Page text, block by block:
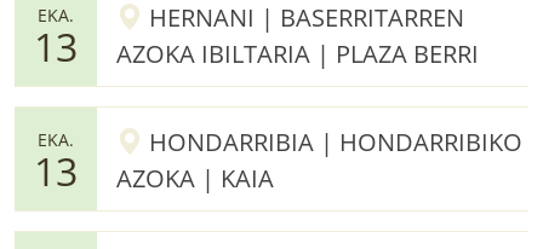
EKA.
13
HERNANI | BASERRITARREN
AZOKA IBILTARIA | PLAZA BERRI
EKA.
13
HONDARRIBIA | HONDARRIBIKO
AZOKA | KAIA